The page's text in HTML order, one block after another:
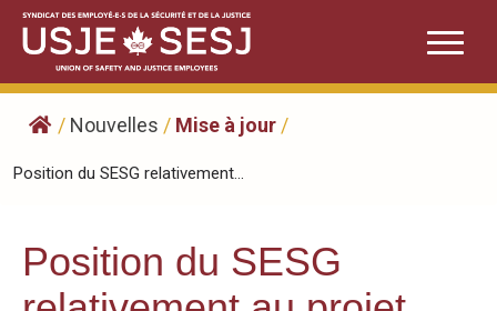
Skip
content
/ Nouvelles / Mise à jour /
Position du SESG relativement...
Position du SESG